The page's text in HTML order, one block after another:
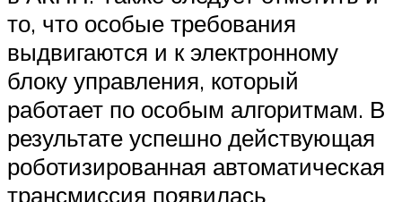
то, что особые требования
выдвигаются и к электронному
блоку управления, который
работает по особым алгоритмам. В
результате успешно действующая
роботизированная автоматическая
трансмиссия появилась